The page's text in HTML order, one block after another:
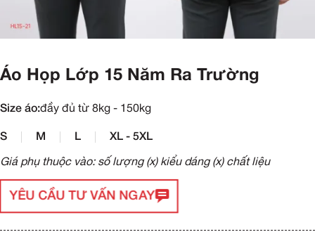
Áo Họp Lớp 15 Năm Ra Trường
Size áo:đầy đủ từ 8kg - 150kg
S M L XL - 5XL
Giá phụ thuộc vào: số lượng (x) kiểu dáng (x) chất liệu
YÊU CẦU TƯ VẤN NGAY